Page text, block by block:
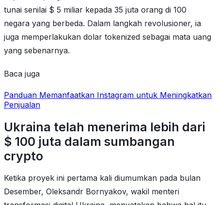
tunai senilai $ 5 miliar kepada 35 juta orang di 100
negara yang berbeda. Dalam langkah revolusioner, ia
juga memperlakukan dolar tokenized sebagai mata uang
yang sebenarnya.
Baca juga
Panduan Memanfaatkan Instagram untuk Meningkatkan
Penjualan
Ukraina telah menerima lebih dari
$ 100 juta dalam sumbangan
crypto
Ketika proyek ini pertama kali diumumkan pada bulan
Desember, Oleksandr Bornyakov, wakil menteri